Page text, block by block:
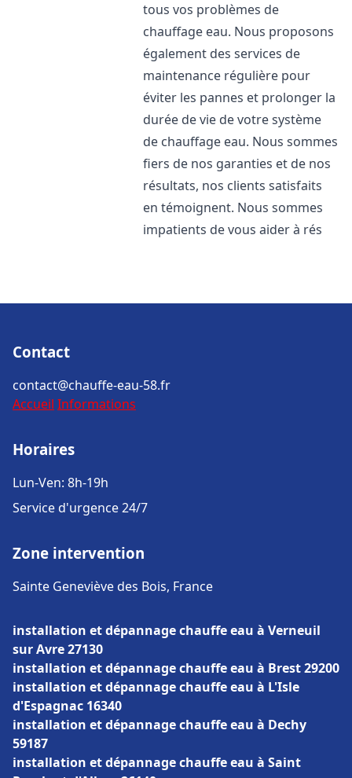
tous vos problèmes de
chauffage eau. Nous proposons
également des services de
maintenance régulière pour
éviter les pannes et prolonger la
durée de vie de votre système
de chauffage eau. Nous sommes
fiers de nos garanties et de nos
résultats, nos clients satisfaits
en témoignent. Nous sommes
impatients de vous aider à rés
Contact
contact@chauffe-eau-58.fr
Accueil Informations
Horaires
Lun-Ven: 8h-19h
Service d'urgence 24/7
Zone intervention
Sainte Geneviève des Bois, France
installation et dépannage chauffe eau à Verneuil
sur Avre 27130
installation et dépannage chauffe eau à Brest 29200
installation et dépannage chauffe eau à L'Isle
d'Espagnac 16340
installation et dépannage chauffe eau à Dechy
59187
installation et dépannage chauffe eau à Saint